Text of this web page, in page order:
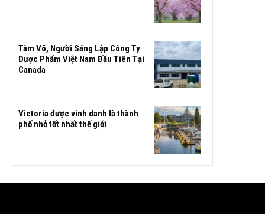
Tâm Võ, Người Sáng Lập Công Ty
Dược Phẩm Việt Nam Đầu Tiên Tại
Canada
Victoria được vinh danh là thành
phố nhỏ tốt nhất thế giới